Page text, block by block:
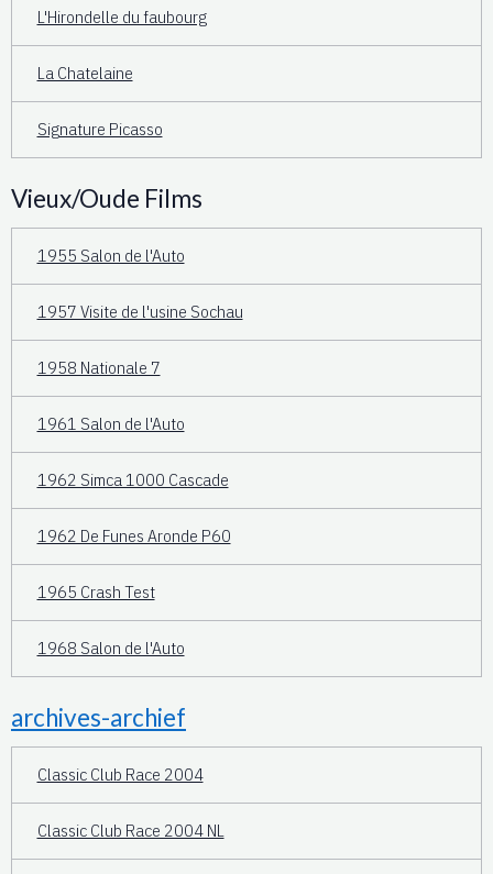
L'Hirondelle du faubourg
La Chatelaine
Signature Picasso
Vieux/Oude Films
1955 Salon de l'Auto
1957 Visite de l'usine Sochau
1958 Nationale 7
1961 Salon de l'Auto
1962 Simca 1000 Cascade
1962 De Funes Aronde P60
1965 Crash Test
1968 Salon de l'Auto
archives-archief
Classic Club Race 2004
Classic Club Race 2004 NL